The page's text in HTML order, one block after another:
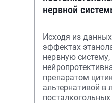
нервной
Исходя из
эффектах
нервную систему,
препаратом
альтернативой в